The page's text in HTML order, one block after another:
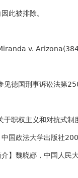
此被排除。
v. Arizona(384
德国刑事诉讼法第
权主义和对抗式制度
中国政法大学出版社
介】魏晓娜，中国人民